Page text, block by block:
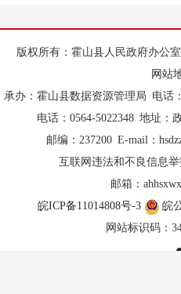
版权所有：霍山县人民政府办公室
网站
承办：霍山县数据资源管理局 电话
电话：0564-5022348 地址：
邮编：237200 E-mail：
互联网违法和不良信息举
邮箱：
皖ICP备11014808号-3
皖
网站标识码：